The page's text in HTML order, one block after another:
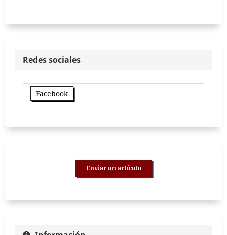
Redes sociales
Facebook
Enviar un artículo